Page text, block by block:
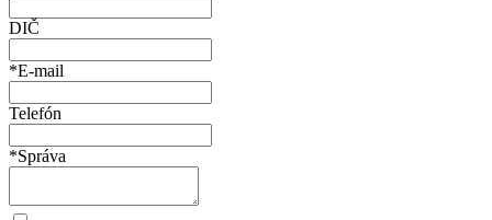
DIČ
*E-mail
Telefón
*Správa